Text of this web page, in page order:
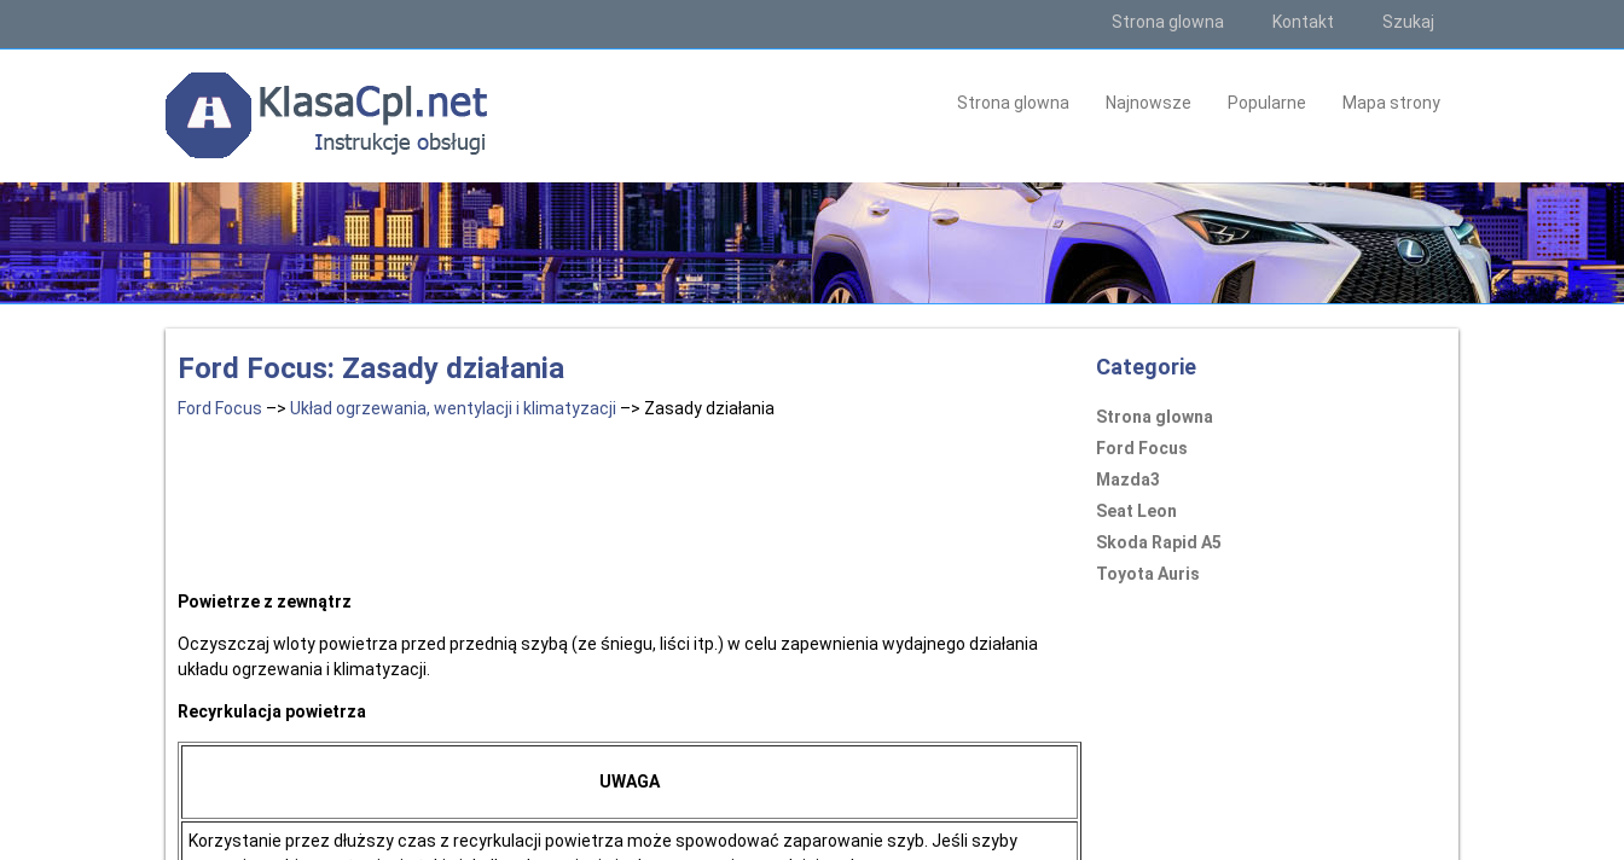
Strona glowna Kontakt Szukaj
Strona glowna Najnowsze Popularne Mapa strony
Ford Focus: Zasady działania
Ford Focus –> Układ ogrzewania, wentylacji i klimatyzacji –> Zasady działania
Powietrze z zewnątrz
Oczyszczaj wloty powietrza przed przednią szybą (ze śniegu, liści itp.) w celu zapewnienia wydajnego działania
układu ogrzewania i klimatyzacji.
Recyrkulacja powietrza
UWAGA
Korzystanie przez dłuższy czas z recyrkulacji powietrza może spowodować zaparowanie szyb. Jeśli szyby
Categorie
Strona glowna
Ford Focus
Mazda3
Seat Leon
Skoda Rapid A5
Toyota Auris